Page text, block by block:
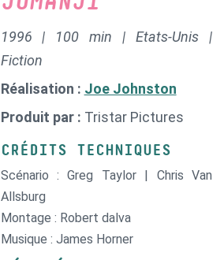
1996 | 100 min | Etats-Unis |
Fiction
Réalisation : Joe Johnston
Produit par : Tristar Pictures
CRÉDITS TECHNIQUES
Scénario : Greg Taylor | Chris Van
Allsburg
Montage : Robert dalva
Musique : James Horner